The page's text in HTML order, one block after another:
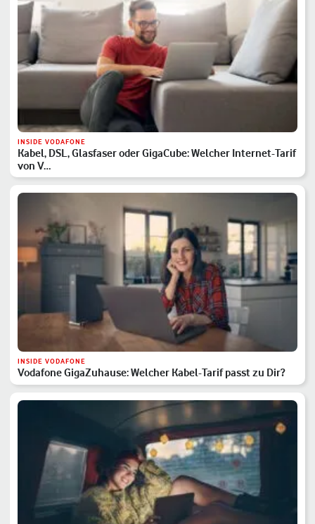
INSIDE VODAFONE
Kabel, DSL, Glasfaser oder GigaCube: Welcher Internet-Tarif
von V…
INSIDE VODAFONE
Vodafone GigaZuhause: Welcher Kabel-Tarif passt zu Dir?